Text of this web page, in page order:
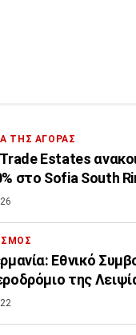
ΤΗΣ ΑΓΟΡΑΣ
Estates
στο Sofia South
Εθνικό
της